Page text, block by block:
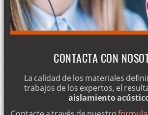
CONTACTA CON
La calidad de los materiales
trabajos de los expertos, el
aislamiento